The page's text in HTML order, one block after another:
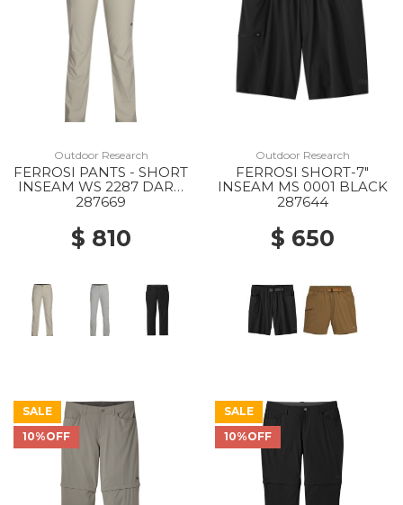
Outdoor Research
FERROSI PANTS - SHORT
INSEAM WS 2287 DARK
SAND
287669
$ 810
Outdoor Research
FERROSI SHORT-7"
INSEAM MS 0001 BLACK
287644
$ 650
SALE
10%OFF
SALE
10%OFF